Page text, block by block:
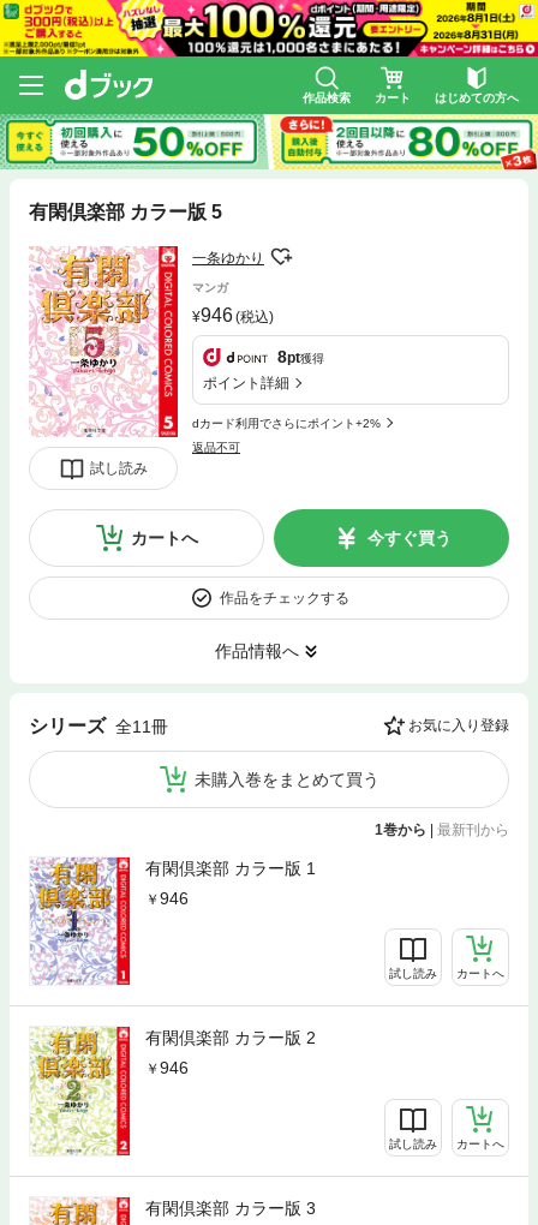
作品検索 カート はじめての方へ
有閑倶楽部 カラー版 5
試し読み
一条ゆかり
マンガ
946(税込)
8pt獲得
ポイント詳細
dカード利用でさらにポイント+2%
返品不可
カートへ 今すぐ買う
作品をチェックする
作品情報へ
シリーズ 全11冊 お気に入り登録
未購入巻をまとめて買う
1巻から 最新刊から
有閑倶楽部 カラー版 1
946
試し読み カートへ
有閑倶楽部 カラー版 2
946
試し読み カートへ
有閑倶楽部 カラー版 3